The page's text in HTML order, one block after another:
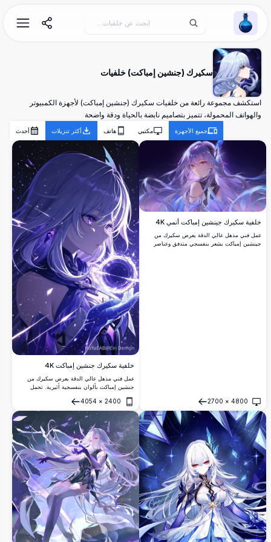
Wallpaper Alchemy
سكيرك (جنشين إمباكت) خلفيات
استكشف مجموعة رائعة من خلفيات سكيرك (جنشين إمباكت) لأجهزة الكمبيوتر
والهواتف المحمولة، تتميز بتصاميم نابضة بالحياة ودقة واضحة
جميع الأجهزة مكتبي هاتف أكثر تنزيلات أحدث
خلفية سكيرك جينشين إمباكت أنمي 4K
عمل فني مذهل عالي الدقة يعرض سكيرك من
جينشين إمباكت بشعر بنفسجي متدفق وعناصر
4800
×
2700
فتح
خلفية سكيرك جنشين إمباكت 4K
عمل فني مذهل عالي الدقة يعرض سكيرك من
جنشين إمباكت بألوان بنفسجية أثيرية. تحمل
مليئة بالنجوم، تعرض فناً جميلاً بأسلوب الأنمي مع
شعر متدفق وأجواء سحرية مثالية لأي شاشة.
2400
×
4054
فتح